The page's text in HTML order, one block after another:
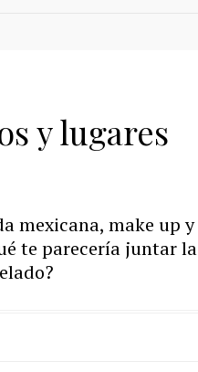
y lugares
mexicana, make up y
te parecería juntar la